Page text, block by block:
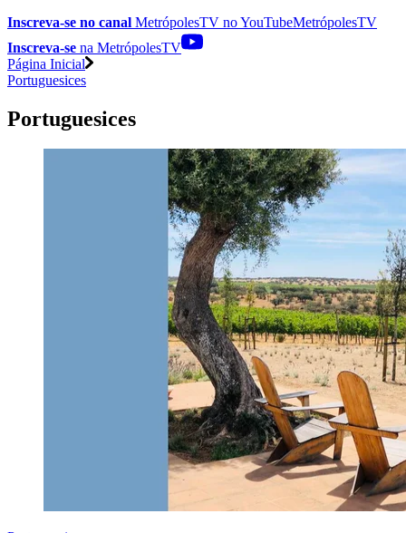
Inscreva-se no canal MetrópolesTV noYouTubeMetrópolesTV
Inscreva-se na MetrópolesTV
Página Inicial
Portuguesices
Portuguesices